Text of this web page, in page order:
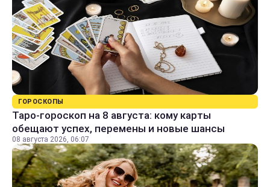
ГОРОСКОПЫ
Таро-гороскоп на 8 августа: кому карты
обещают успех, перемены и новые шансы
08 августа 2026, 06:07